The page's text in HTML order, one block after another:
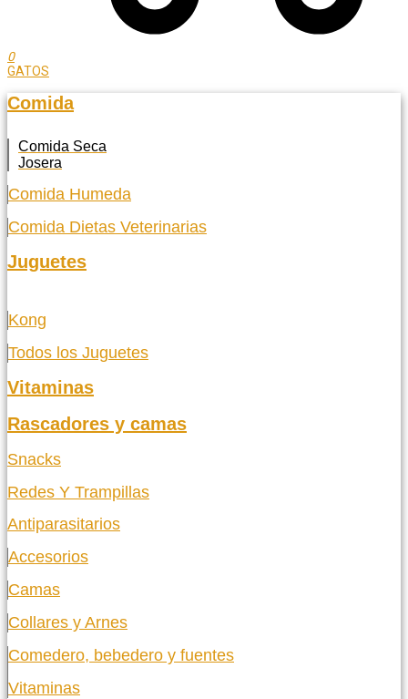
0
GATOS
Comida
Comida Seca
Josera
Comida Humeda
Comida Dietas Veterinarias
Juguetes
Kong
Todos los Juguetes
Vitaminas
Rascadores y camas
Snacks
Redes Y Trampillas
Antiparasitarios
Accesorios
Camas
Collares y Arnes
Comedero, bebedero y fuentes
Vitaminas